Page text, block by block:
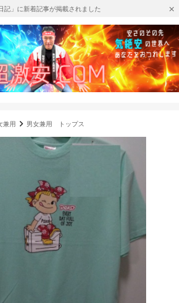
記」に新着記事が掲載されました
兼用 男女兼用 トップス